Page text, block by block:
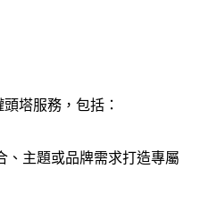
塔服務，包括：
、主題或品牌需求打造專屬